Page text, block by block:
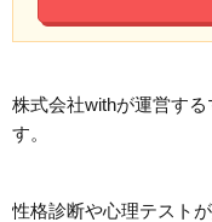
株式会社withが運営す
す。
性格診断や心理テストが